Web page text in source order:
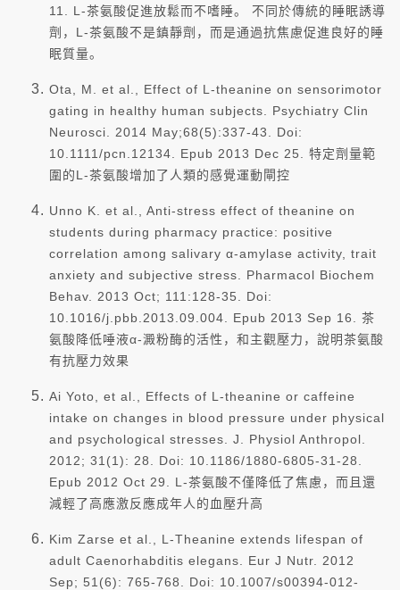
11. L-茶氨酸促進放鬆而不嗜睡。 不同於傳統的睡眠誘導
劑，L-茶氨酸不是鎮靜劑，而是通過抗焦慮促進良好的睡
眠質量。
Ota, M. et al., Effect of L-theanine on sensorimotor
gating in healthy human subjects. Psychiatry Clin
Neurosci. 2014 May;68(5):337-43. Doi:
10.1111/pcn.12134. Epub 2013 Dec 25. 特定劑量範
圍的L-茶氨酸增加了人類的感覺運動閘控
Unno K. et al., Anti-stress effect of theanine on
students during pharmacy practice: positive
correlation among salivary α-amylase activity, trait
anxiety and subjective stress. Pharmacol Biochem
Behav. 2013 Oct; 111:128-35. Doi:
10.1016/j.pbb.2013.09.004. Epub 2013 Sep 16. 茶
氨酸降低唾液α-澱粉酶的活性，和主觀壓力，說明茶氨酸
有抗壓力效果
Ai Yoto, et al., Effects of L-theanine or caffeine
intake on changes in blood pressure under physical
and psychological stresses. J. Physiol Anthropol.
2012; 31(1): 28. Doi: 10.1186/1880-6805-31-28.
Epub 2012 Oct 29. L-茶氨酸不僅降低了焦慮，而且還
減輕了高應激反應成年人的血壓升高
Kim Zarse et al., L-Theanine extends lifespan of
adult Caenorhabditis elegans. Eur J Nutr. 2012
Sep; 51(6): 765-768. Doi: 10.1007/s00394-012-